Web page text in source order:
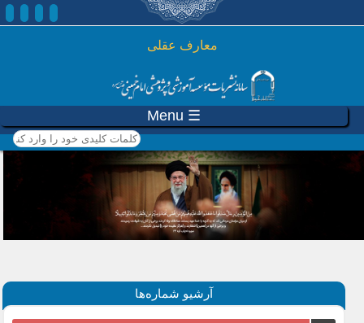
رفتن به محتوای اصلی
معارف عقلی
☰ Menu
کلمات کلیدی خود را وارد
کنید
آرشیو شماره‌ها